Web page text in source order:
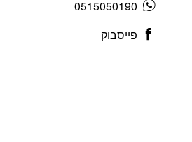
0515050190
פייסבוק